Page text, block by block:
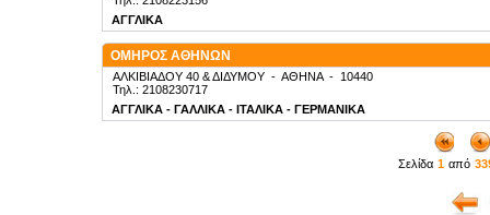
ΑΓΓΛΙΚΑ
ΟΜΗΡΟΣ ΑΘΗΝΩΝ
ΑΛΚΙΒΙΑΔΟΥ 40 & ΔΙΔΥΜΟΥ - ΑΘΗΝΑ- 10440
Τηλ.: 2108230717
ΑΓΓΛΙΚΑ - ΓΑΛΛΙΚΑ - ΙΤΑΛΙΚΑ - ΓΕΡΜΑΝΙΚΑ
Σελίδα 1 από